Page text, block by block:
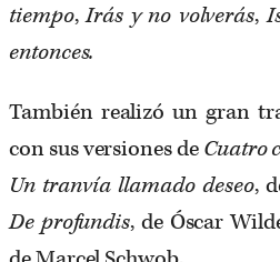
tiempo,Irás y no volverás,
entonces.
También realizó un gran
con sus versiones deCuatro
Un tranvía llamado deseo,
De profundis, de Óscar